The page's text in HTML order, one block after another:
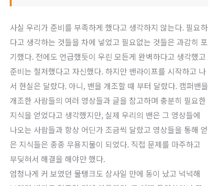
사실 우리가 준비를 부족하게 했다고 생각하지 않는다. 필요하
다고 생각하는 것들을 차에 넣었고 필요없는 것들은 과감히 포
기했다. 전에도 언급했듯이 우린 모든게 완벽하다고 생각했고
준비는 철저했다고 자신했다. 하지만 밴라이프를 시작하고 나
서 현실은 달랐다. 아니, 밴을 개조할 때 부터 달랐다. 캠퍼밴을
개조한 사람들의 여러 영상들과 글을 참고하며 충분히 필요한
지식을 얻었다고 생각했지만, 실제 우리의 밴은 그 영상들에
나오는 사람들과 항상 어딘가 조금씩 달랐고 영상들을 통해 얻
은 지식들은 종종 무용지물이 되었다. 직접 문제를 마주하고
부딪혀서 해결을 해야만 했다.
엄청나게 커 보였던 물탱크도 삼사일 만에 동이 났고 넉넉해